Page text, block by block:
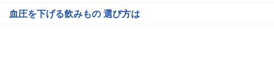
血圧を下げる飲みもの 選び方は